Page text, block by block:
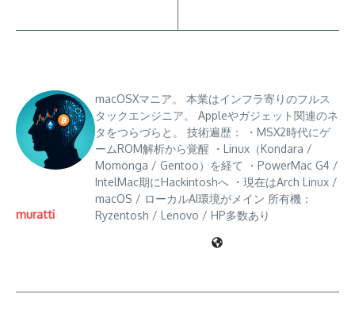
muratti
macOSXマニア。 本業はインフラ寄りのフルス
タックエンジニア。 Appleやガジェット関連のネ
タをつらづらと。 技術遍歴： ・MSX2時代にゲ
ームROM解析から覚醒 ・Linux（Kondara /
Momonga / Gentoo）を経て ・PowerMac G4 /
IntelMac期にHackintoshへ ・現在はArch Linux /
macOS / ローカルAI環境がメイン 所有機：
Ryzentosh / Lenovo / HP多数あり